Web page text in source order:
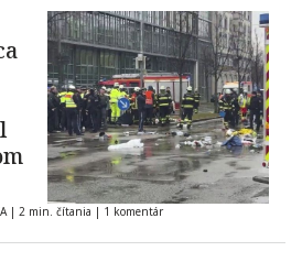
| 2 min. čítania | 1 komentár